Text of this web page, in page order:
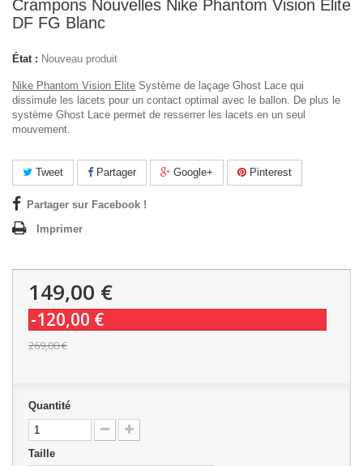
Crampons Nouvelles Nike Phantom Vision Elite
DF FG Blanc
État : Nouveau produit
Nike Phantom Vision Elite Système de laçage Ghost Lace qui
dissimule les lacets pour un contact optimal avec le ballon. De plus le
système Ghost Lace permet de resserrer les lacets en un seul
mouvement.
Tweet Partager Google+ Pinterest
Partager sur Facebook !
Imprimer
149,00 €
-120,00 €
269,00 €
Quantité
Taille